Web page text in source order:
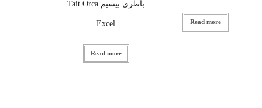
Read more
باطری بیسیم Tait Orca
Excel
Read more